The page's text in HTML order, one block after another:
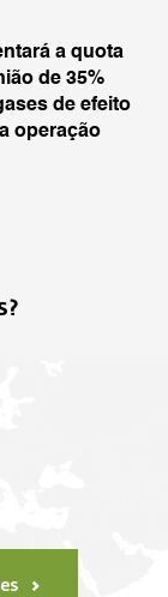
a quota
de 35%
de efeito
operação